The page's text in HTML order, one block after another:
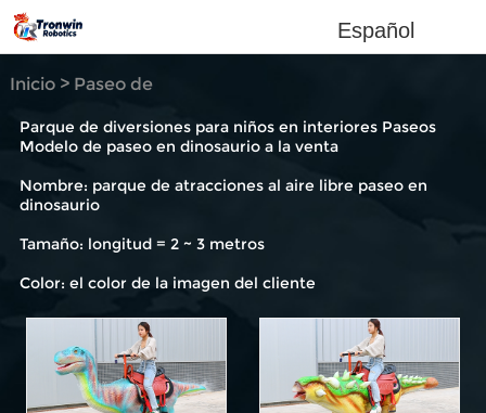
Español
Inicio> Paseo de
Parque de diversiones para niños en interiores Paseos
Modelo de paseo en dinosaurio a la venta
Nombre: parque de atracciones al aire libre paseo en
dinosaurio
Tamaño: longitud = 2 ~ 3 metros
Color: el color de la imagen del cliente